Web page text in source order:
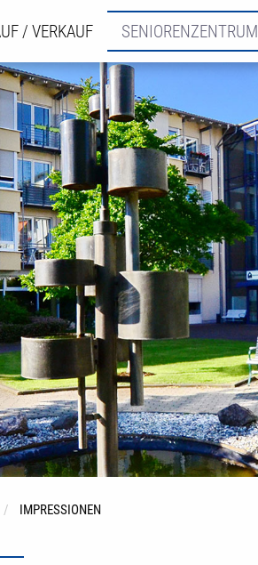
/ VERKAUF SENIORENZENTRUM
IMPRESSIONEN